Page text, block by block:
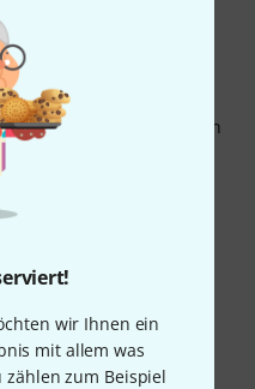
wir Ihnen ein
mit allem was
zum Beispiel
fertige Produkte
Dabei bin ich
Cordial CLS 225
20m und 10m
was schonmal
MELDEN